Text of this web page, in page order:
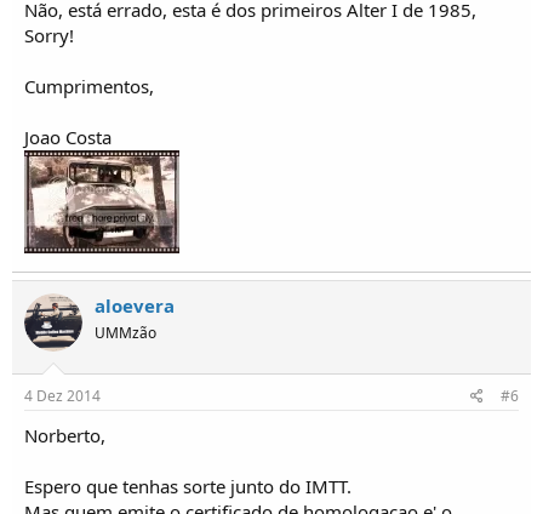
Não, está errado, esta é dos primeiros Alter I de 1985,
Sorry!
Cumprimentos,
Joao Costa
aloevera
UMMzão
4 Dez 2014 #6
Norberto,
Espero que tenhas sorte junto do IMTT.